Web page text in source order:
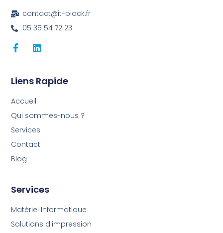
Services
Matériel Informatique
Solutions d'impression
Liens Rapide
Accueil
Qui sommes-nous ?
Services
Contact
Blog
contact@it-block.fr
05 35 54 72 23